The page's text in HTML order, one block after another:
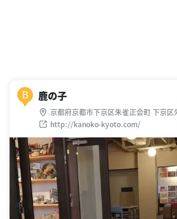
B 鹿の子
京都府京都市下京区朱雀正会町 下京区
会館２１１
http://kanoko-kyoto.com/